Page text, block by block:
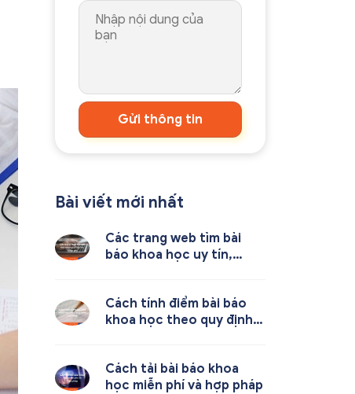
Gửi thông tin
Bài viết mới nhất
Các trang web tìm bài
báo khoa học uy tín,
Cách tính điểm bài báo
khoa học theo quy định
Cách tải bài báo khoa
học miễn phí và hợp pháp